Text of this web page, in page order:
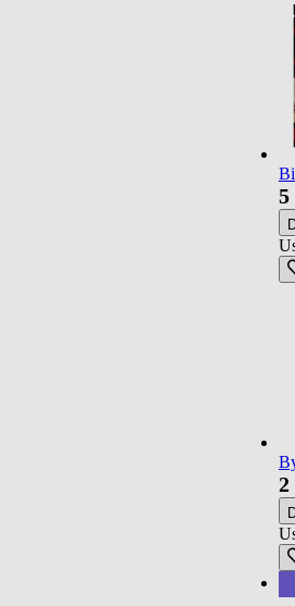
5
2